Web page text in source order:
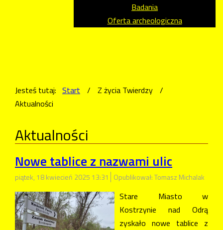
Badania
Oferta archeologiczna
Jesteś tutaj: Start / Z życia Twierdzy /
Aktualności
Aktualności
Nowe tablice z nazwami ulic
piątek, 18 kwiecień 2025 13:31 Opublikował: Tomasz Michalak
Stare Miasto w
Kostrzynie nad Odrą
zyskało nowe tablice z